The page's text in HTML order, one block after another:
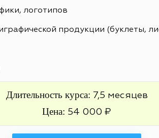
логотипов
продукции (буклеты,
Длительность курса: 7,5 месяцев
Цена: 54 000 ₽